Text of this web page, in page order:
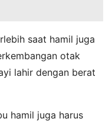
saat hamil juga
otak
lahir dengan berat
hamil juga harus